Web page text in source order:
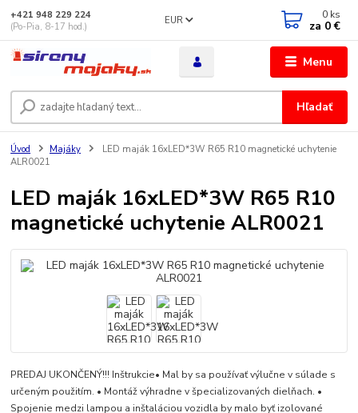
Menu
EUR
Hľadať
+421 948 229 224
(Po-Pia, 8-17 hod.)
0 ks
za 0 €
Úvod Majáky
LED maják 16xLED*3W R65 R10 magnetické uchytenie
ALR0021
LED maják 16xLED*3W R65 R10
magnetické uchytenie ALR0021
PREDAJ UKONČENÝ!!! Inštrukcie• Mal by sa používať výlučne v súlade s
určeným použitím. • Montáž výhradne v špecializovaných dielňach. •
Spojenie medzi lampou a inštaláciou vozidla by malo byť izolované